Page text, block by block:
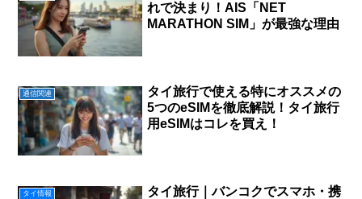
れで決まり！AIS「NET
MARATHON SIM」が最強な理由
通信関連
タイ旅行で使える特にオススメの
5つのeSIMを徹底解説！タイ旅行
用eSIMはコレを買え！
タイ情報
タイ旅行｜バンコクでスマホ・携